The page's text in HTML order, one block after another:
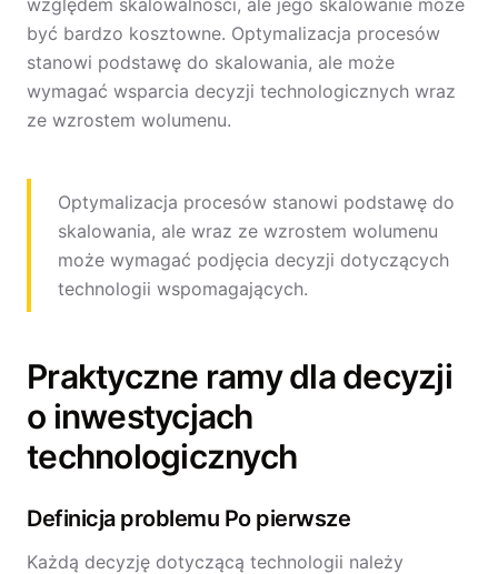
względem skalowalności, ale jego skalowanie może
być bardzo kosztowne. Optymalizacja procesów
stanowi podstawę do skalowania, ale może
wymagać wsparcia decyzji technologicznych wraz
ze wzrostem wolumenu.
Optymalizacja procesów stanowi podstawę do
skalowania, ale wraz ze wzrostem wolumenu
może wymagać podjęcia decyzji dotyczących
technologii wspomagających.
Praktyczne ramy dla decyzji
o inwestycjach
technologicznych
Definicja problemu Po pierwsze
Każdą decyzję dotyczącą technologii należy